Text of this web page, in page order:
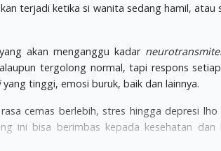
terjadi ketika si wanita sedang hamil, atau
akan menganggu kadar
tergolong normal, tapi respons
yang tinggi, emosi buruk, baik dan lainnya.
cemas berlebih, stres hingga depresi lho
ini bisa berimbas kepada kesehatan dan